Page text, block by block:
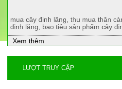
mua cây đinh lăng, thu mua thân
đinh lăng, bao tiêu sản phẩm cây
Xem thêm
LƯỢT TRUY CẬP